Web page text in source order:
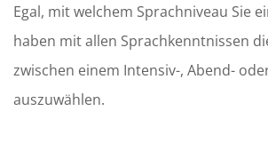
Egal, mit welchem Sprachniveau Sie
haben mit allen Sprachkenntnissen
zwischen einem Intensiv-, Abend-
auszuwählen.